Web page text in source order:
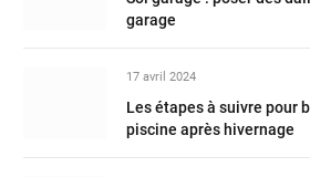
garage
17 avril 2024
Les étapes à suivre pour
piscine après hivernage